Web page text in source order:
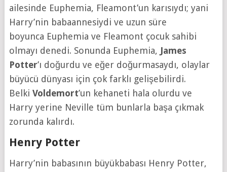
ailesinde Euphemia, Fleamont’un karısıydı; yani
Harry’nin babaannesiydi ve uzun süre
boyunca Euphemia ve Fleamont çocuk sahibi
olmayı denedi. Sonunda Euphemia, James
Potter’ı doğurdu ve eğer doğurmasaydı, olaylar
büyücü dünyası için çok farklı gelişebilirdi.
Belki Voldemort’un kehaneti hala olurdu ve
Harry yerine Neville tüm bunlarla başa çıkmak
zorunda kalırdı.
Henry Potter
Harry’nin babasının büyükbabası Henry Potter,